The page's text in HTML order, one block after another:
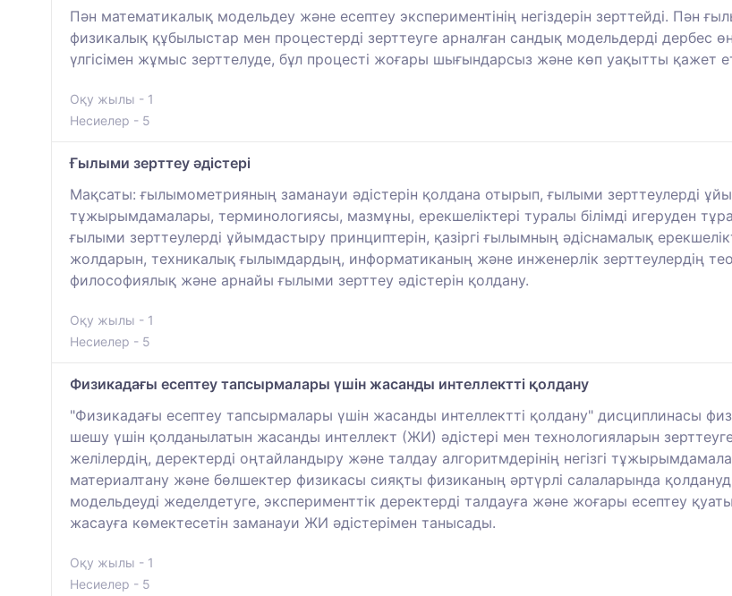
Пән математикалық модельдеу және есептеу экспериментінің негіздерін зерттейді. Пән
физикалық құбылыстар мен процестерді зерттеуге арналған сандық модельдерді дербес
үлгісімен жұмыс зерттелуде, бұл процесті жоғары шығындарсыз және көп уақытты қажет
Оқу жылы - 1
Несиелер - 5
Ғылыми зерттеу әдістері
Мақсаты: ғылымометрияның заманауи әдістерін қолдана отырып, ғылыми зерттеулерді
тұжырымдамалары, терминологиясы, мазмұны, ерекшеліктері туралы білімді игеруден
ғылыми зерттеулерді ұйымдастыру принциптерін, қазіргі ғылымның әдіснамалық
жолдарын, техникалық ғылымдардың, информатиканың және инженерлік зерттеулердің
философиялық және арнайы ғылыми зерттеу әдістерін қолдану.
Оқу жылы - 1
Несиелер - 5
Физикадағы есептеу тапсырмалары үшін жасанды интеллектті қолдану
"Физикадағы есептеу тапсырмалары үшін жасанды интеллектті қолдану" дисциплинасы
шешу үшін қолданылатын жасанды интеллект (ЖИ) әдістері мен технологияларын
желілердің, деректерді оңтайландыру және талдау алгоритмдерінің негізгі
материалтану және бөлшектер физикасы сияқты физиканың әртүрлі салаларында
модельдеуді жеделдетуге, эксперименттік деректерді талдауға және жоғары есептеу
жасауға көмектесетін заманауи ЖИ әдістерімен танысады.
Оқу жылы - 1
Несиелер - 5